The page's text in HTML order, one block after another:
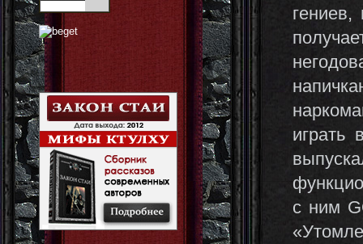
играть
с ним